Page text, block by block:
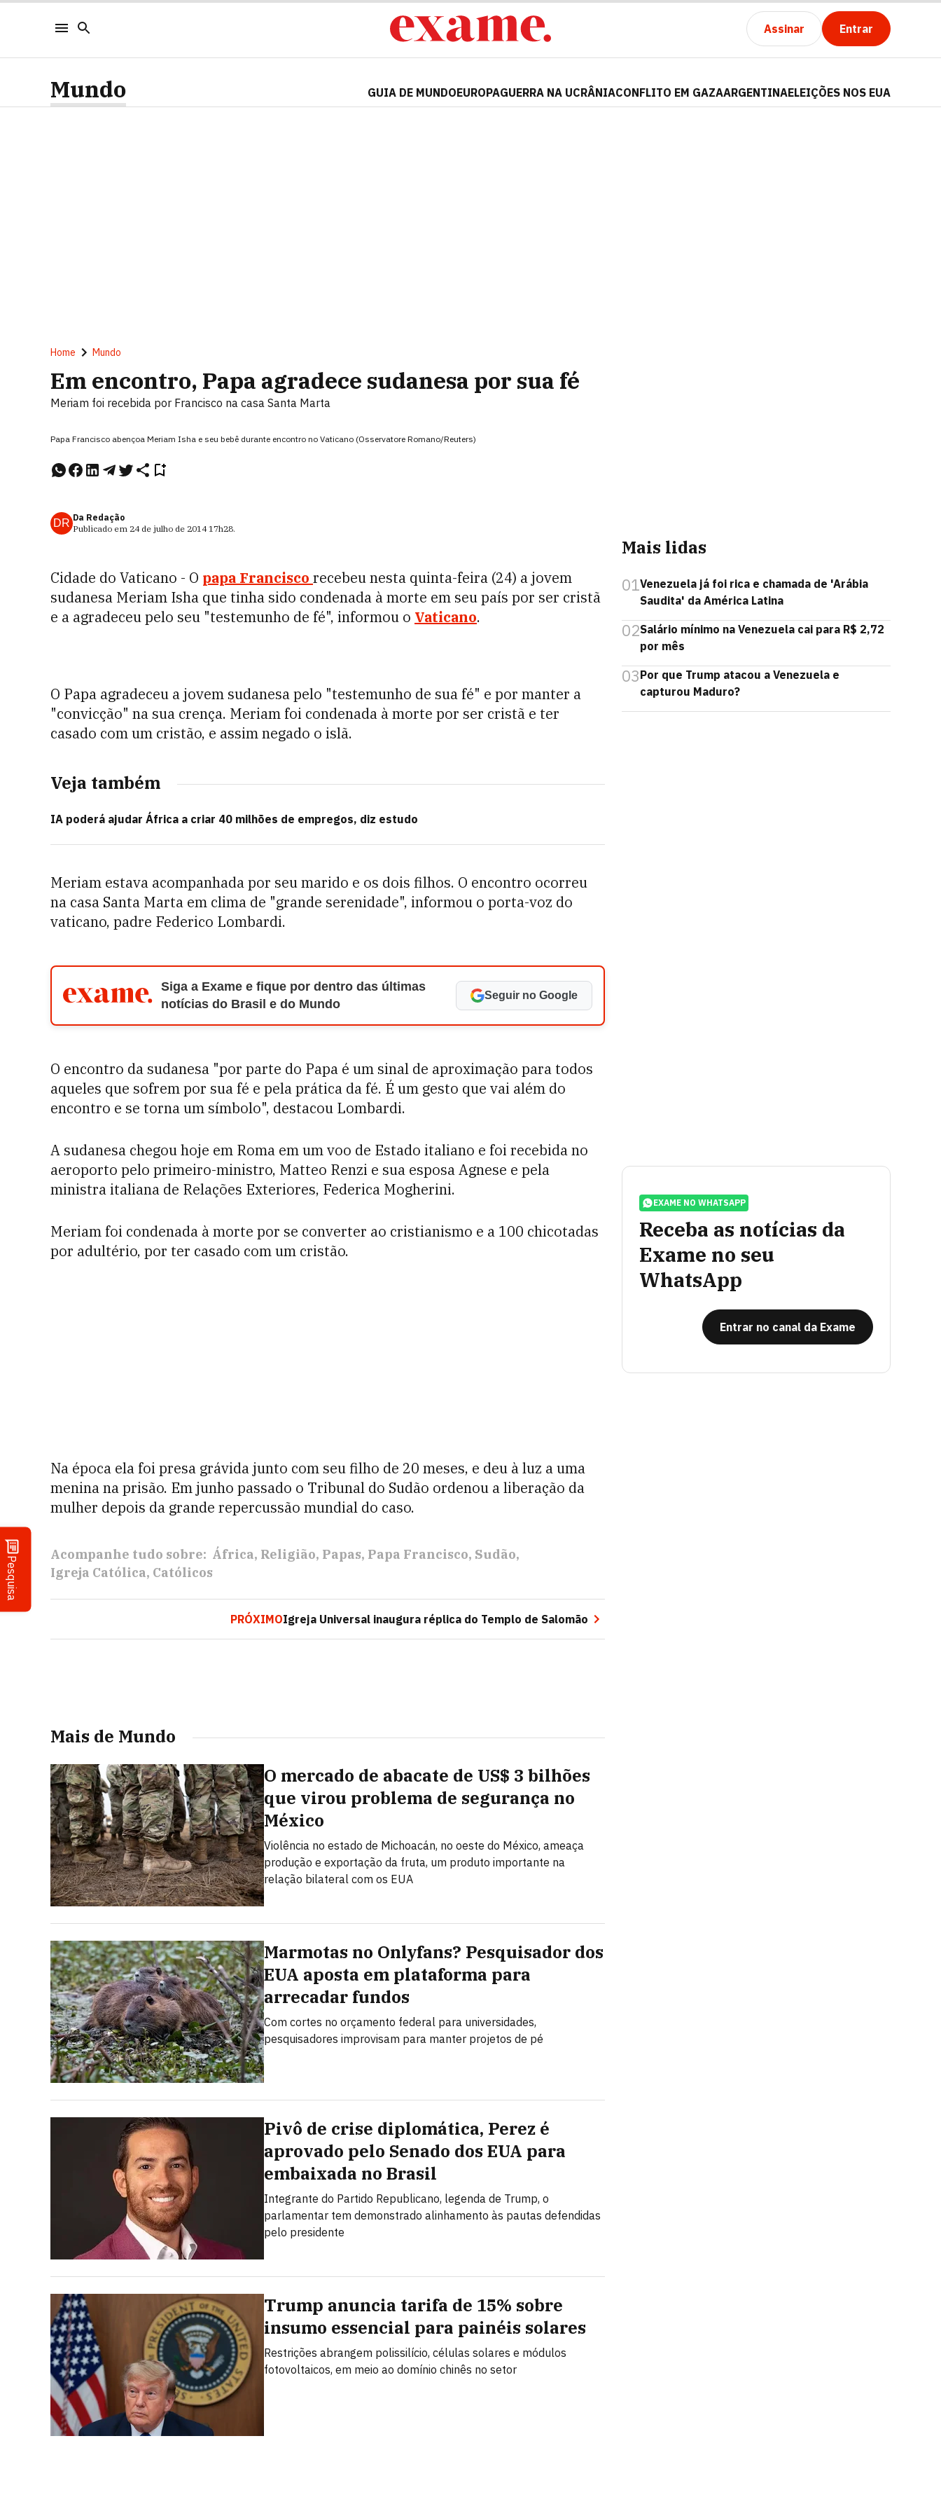
Assinar Entrar
Pesquisa
Mundo GUIA DE MUNDOEUROPAGUERRA NA UCRÂNIACONFLITO EM GAZAARGENTINAELEIÇÕES NOS EUA
Home Mundo
Em encontro, Papa agradece sudanesa por sua fé
Meriam foi recebida por Francisco na casa Santa Marta
Papa Francisco abençoa Meriam Isha e seu bebê durante encontro no Vaticano (Osservatore Romano/Reuters)
DR Da Redação
Publicado em 24 de julho de 2014 17h28.
Cidade do Vaticano - O papa Francisco recebeu nesta quinta-feira (24) a jovem
sudanesa Meriam Isha que tinha sido condenada à morte em seu país por ser cristã
e a agradeceu pelo seu "testemunho de fé", informou o Vaticano.
O Papa agradeceu a jovem sudanesa pelo "testemunho de sua fé" e por manter a
"convicção" na sua crença. Meriam foi condenada à morte por ser cristã e ter
casado com um cristão, e assim negado o islã.
Veja também
IA poderá ajudar África a criar 40 milhões de empregos, diz estudo
Meriam estava acompanhada por seu marido e os dois filhos. O encontro ocorreu
na casa Santa Marta em clima de "grande serenidade", informou o porta-voz do
vaticano, padre Federico Lombardi.
Siga a Exame e fique por dentro das últimas
notícias do Brasil e do Mundo
Seguir no Google
O encontro da sudanesa "por parte do Papa é um sinal de aproximação para todos
aqueles que sofrem por sua fé e pela prática da fé. É um gesto que vai além do
encontro e se torna um símbolo", destacou Lombardi.
A sudanesa chegou hoje em Roma em um voo de Estado italiano e foi recebida no
aeroporto pelo primeiro-ministro, Matteo Renzi e sua esposa Agnese e pela
ministra italiana de Relações Exteriores, Federica Mogherini.
Meriam foi condenada à morte por se converter ao cristianismo e a 100 chicotadas
por adultério, por ter casado com um cristão.
Na época ela foi presa grávida junto com seu filho de 20 meses, e deu à luz a uma
menina na prisão. Em junho passado o Tribunal do Sudão ordenou a liberação da
mulher depois da grande repercussão mundial do caso.
Acompanhe tudo sobre: África Religião Papas Papa Francisco Sudão
Igreja Católica Católicos
PRÓXIMOIgreja Universal inaugura réplica do Templo de Salomão
Mais de Mundo
O mercado de abacate de US$ 3 bilhões
que virou problema de segurança no
México
Violência no estado de Michoacán, no oeste do México, ameaça
produção e exportação da fruta, um produto importante na
relação bilateral com os EUA
Marmotas no Onlyfans? Pesquisador dos
EUA aposta em plataforma para
arrecadar fundos
Com cortes no orçamento federal para universidades,
pesquisadores improvisam para manter projetos de pé
Pivô de crise diplomática, Perez é
aprovado pelo Senado dos EUA para
embaixada no Brasil
Integrante do Partido Republicano, legenda de Trump, o
parlamentar tem demonstrado alinhamento às pautas defendidas
pelo presidente
Trump anuncia tarifa de 15% sobre
insumo essencial para painéis solares
Restrições abrangem polissilício, células solares e módulos
fotovoltaicos, em meio ao domínio chinês no setor
Mais lidas
01Venezuela já foi rica e chamada de 'Arábia
Saudita' da América Latina
02Salário mínimo na Venezuela cai para R$ 2,72
por mês
03Por que Trump atacou a Venezuela e
capturou Maduro?
EXAME NO WHATSAPP
Receba as notícias da
Exame no seu
WhatsApp
Entrar no canal da Exame